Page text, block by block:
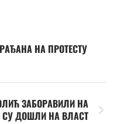
НА ПРОТЕСТУ
ЗАБОРАВИЛИ НА
СУ ДОШЛИ НА ВЛАСТ